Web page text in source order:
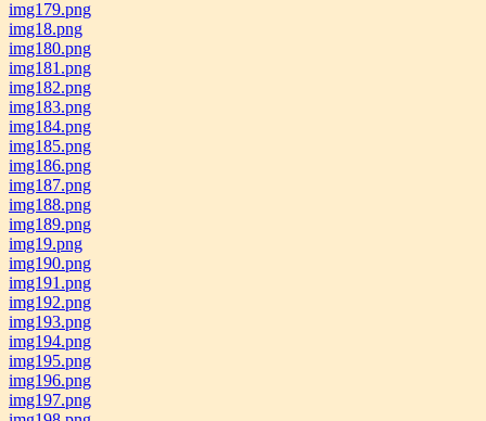
img179.png
img18.png
img180.png
img181.png
img182.png
img183.png
img184.png
img185.png
img186.png
img187.png
img188.png
img189.png
img19.png
img190.png
img191.png
img192.png
img193.png
img194.png
img195.png
img196.png
img197.png